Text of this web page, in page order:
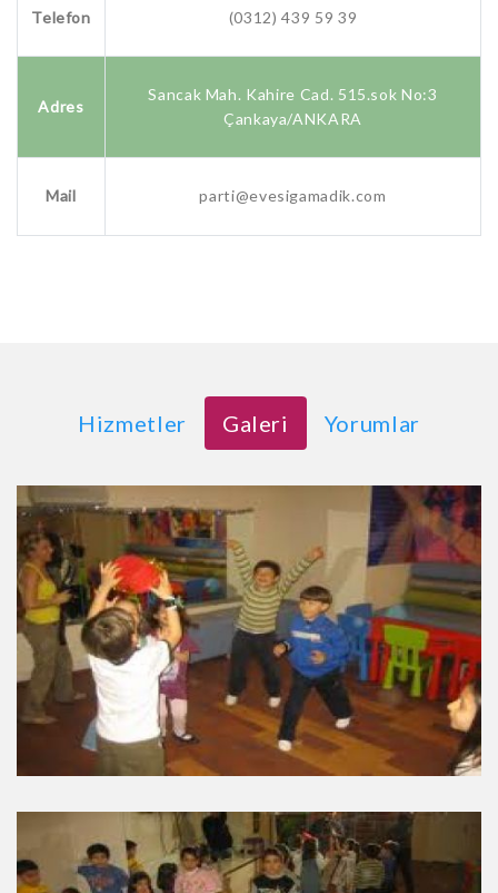
Telefon (0312) 439 59 39
Adres
Sancak Mah. Kahire Cad. 515.sok No:3
Çankaya/ANKARA
Mail parti@evesigamadik.com
Hizmetler Galeri Yorumlar